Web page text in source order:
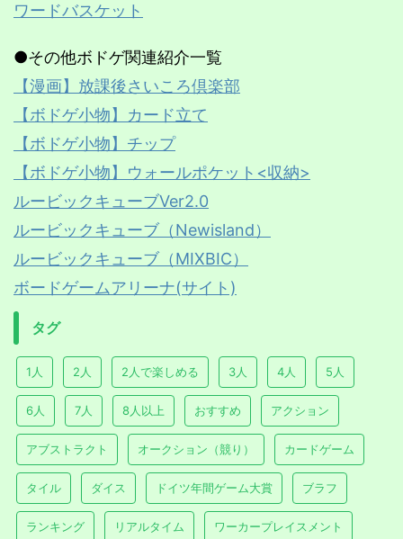
ワードバスケット
●その他ボドゲ関連紹介一覧
【漫画】放課後さいころ倶楽部
【ボドゲ小物】カード立て
【ボドゲ小物】チップ
【ボドゲ小物】ウォールポケット<収納>
ルービックキューブVer2.0
ルービックキューブ（Newisland）
ルービックキューブ（MIXBIC）
ボードゲームアリーナ(サイト)
タグ
1人 2人 2人で楽しめる 3人 4人 5人
6人 7人 8人以上 おすすめ アクション
アブストラクト オークション（競り） カードゲーム
タイル ダイス ドイツ年間ゲーム大賞 ブラフ
ランキング リアルタイム ワーカープレイスメント